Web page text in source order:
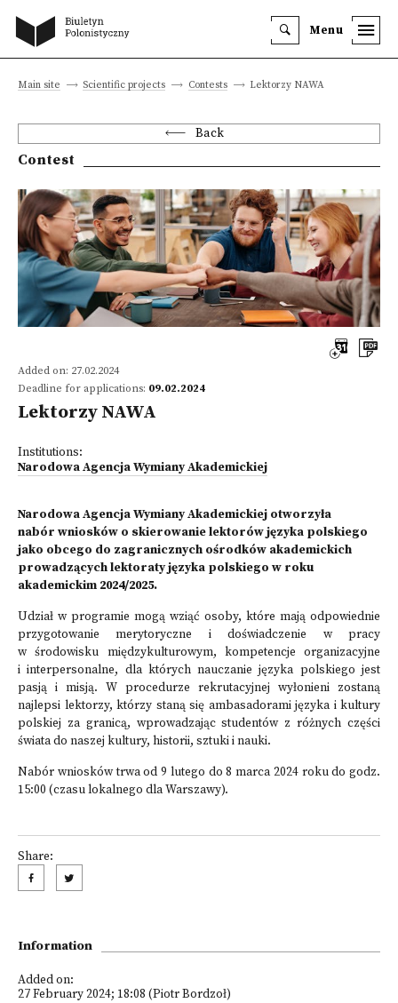
Menu
Main site Scientific projects Contests Lektorzy NAWA
Back
Contest
Added on: 27.02.2024
Deadline for applications: 09.02.2024
Lektorzy NAWA
Institutions:
Narodowa Agencja Wymiany Akademickiej
Narodowa Agencja Wymiany Akademickiej otworzyła
nabór wniosków o skierowanie lektorów języka polskiego
jako obcego do zagranicznych ośrodków akademickich
prowadzących lektoraty języka polskiego w roku
akademickim 2024/2025.
Udział w programie mogą wziąć osoby, które mają odpowiednie
przygotowanie merytoryczne i doświadczenie w pracy
w środowisku międzykulturowym, kompetencje organizacyjne
i interpersonalne, dla których nauczanie języka polskiego jest
pasją i misją. W procedurze rekrutacyjnej wyłonieni zostaną
najlepsi lektorzy, którzy staną się ambasadorami języka i kultury
polskiej za granicą, wprowadzając studentów z różnych części
świata do naszej kultury, historii, sztuki i nauki.
Nabór wniosków trwa od 9 lutego do 8 marca 2024 roku do godz.
15:00 (czasu lokalnego dla Warszawy).
Share:
Information
Added on:
27 February 2024; 18:08 (Piotr Bordzoł)